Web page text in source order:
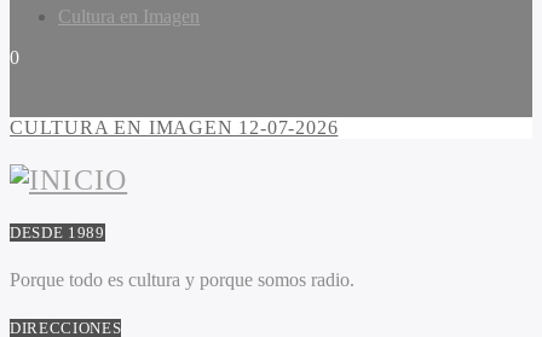
Cultura en Imagen
0
CULTURA EN IMAGEN 12-07-2026
DESDE 1989
Porque todo es cultura y porque somos radio.
DIRECCIONES